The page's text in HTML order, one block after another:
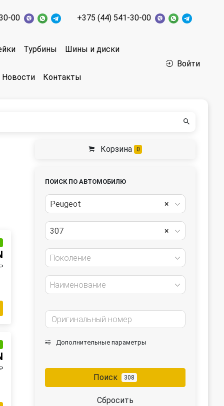
00 +375 (44) 541-30-00
Турбины Шины и диски
Новости Контакты
Войти
Корзина 0
ПОИСК ПО АВТОМОБИЛЮ
×
Peugeot
×
307
Поколение
Наименование
Дополнительные параметры
Поиск 308
Сбросить